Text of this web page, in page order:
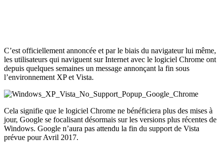
C’est officiellement annoncée et par le biais du navigateur lui même,
les utilisateurs qui naviguent sur Internet avec le logiciel Chrome ont
depuis quelques semaines un message annonçant la fin sous
l’environnement XP et Vista.
Cela signifie que le logiciel Chrome ne bénéficiera plus des mises à
jour, Google se focalisant désormais sur les versions plus récentes de
Windows. Google n’aura pas attendu la fin du support de Vista
prévue pour Avril 2017.